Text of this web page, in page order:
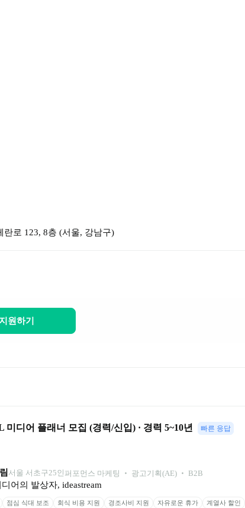
란로 123, 8층 (서울, 강남구)
원하기
디어 플래너 모집 (경력/신입) · 경력 5~10년 빠른 응답
서울 서초구25인 퍼포먼스 마케팅 ‧ 광고기획(AE) ‧ B2B
어의 발상자, ideastream
점심 식대 보조 회식 비용 지원 경조사비 지원 자유로운 휴가 계열사 할인